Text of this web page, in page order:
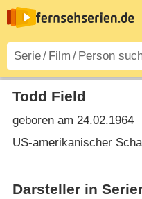
Todd Field
geboren am 24.02.1964
US-amerikanischer
Darsteller in